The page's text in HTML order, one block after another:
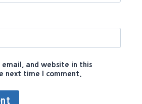
email, and website in this
next time I comment.